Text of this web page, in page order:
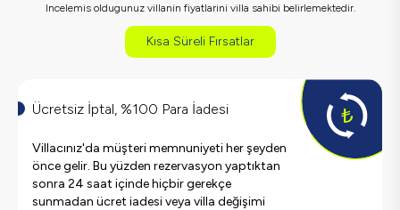
Incelemis oldugunuz villanin fiyatlarini villa sahibi belirlemektedir.
Kısa Süreli Fırsatlar
Ücretsiz İptal, %100 Para İadesi
Villacınız'da müşteri memnuniyeti her şeyden
önce gelir. Bu yüzden rezervasyon yaptıktan
sonra 24 saat içinde hiçbir gerekçe
sunmadan ücret iadesi veya villa değişimi